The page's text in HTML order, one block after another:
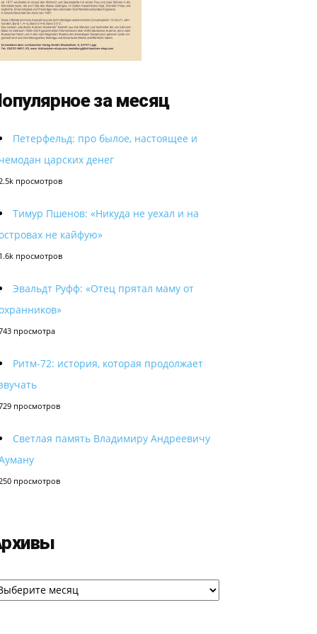
за месяц
Петерфельд: про былое, настоящее и
царских денег
просмотров
Тимур Пшенов: «Никуда не уехал и на
не кайфую»
просмотров
Эвальдт Руфф: «Отец прятал маму от
просмотра
Ритм-72: история, которая продолжает
просмотров
Светлая память Владимиру Андреевичу
просмотров